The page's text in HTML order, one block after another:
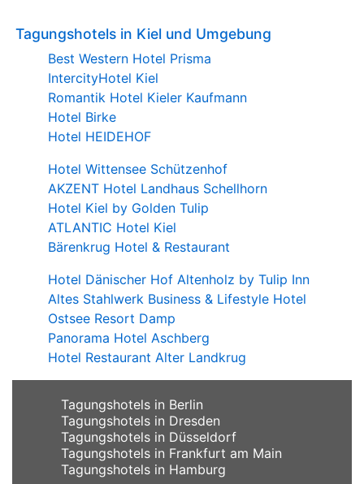
Tagungshotels in Kiel und Umgebung
Best Western Hotel Prisma
IntercityHotel Kiel
Romantik Hotel Kieler Kaufmann
Hotel Birke
Hotel HEIDEHOF
Hotel Wittensee Schützenhof
AKZENT Hotel Landhaus Schellhorn
Hotel Kiel by Golden Tulip
ATLANTIC Hotel Kiel
Bärenkrug Hotel & Restaurant
Hotel Dänischer Hof Altenholz by Tulip Inn
Altes Stahlwerk Business & Lifestyle Hotel
Ostsee Resort Damp
Panorama Hotel Aschberg
Hotel Restaurant Alter Landkrug
Tagungshotels in Berlin
Tagungshotels in Dresden
Tagungshotels in Düsseldorf
Tagungshotels in Frankfurt am Main
Tagungshotels in Hamburg